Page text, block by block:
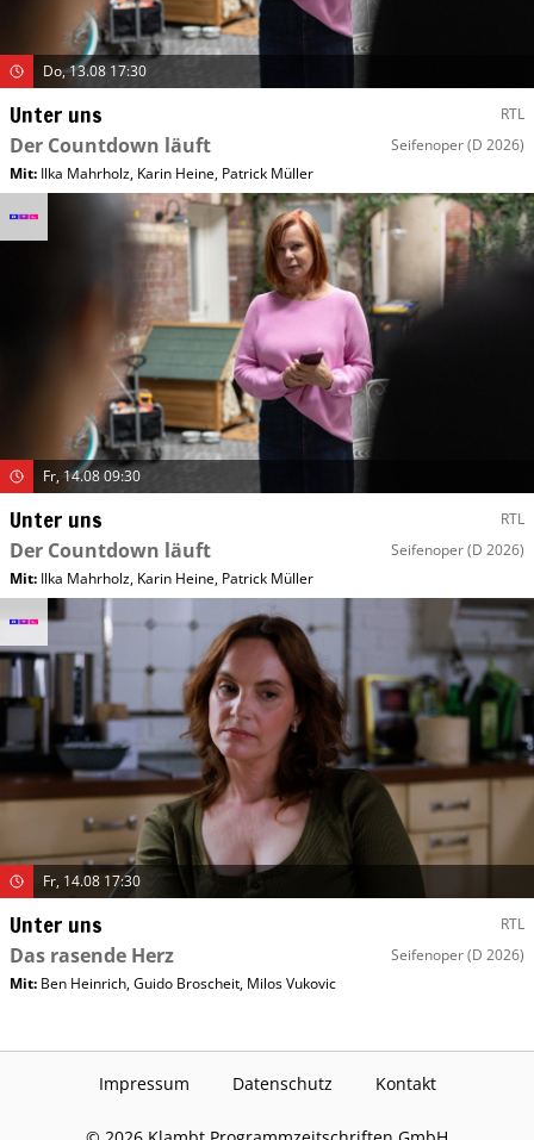
Do, 13.08 17:30
Unter uns RTL
Der Countdown läuft Seifenoper(D 2026)
Mit: Ilka Mahrholz, Karin Heine, Patrick Müller
Fr, 14.08 09:30
Unter uns RTL
Der Countdown läuft Seifenoper(D 2026)
Mit: Ilka Mahrholz, Karin Heine, Patrick Müller
Fr, 14.08 17:30
Unter uns RTL
Das rasende Herz Seifenoper(D 2026)
Mit: Ben Heinrich,Guido Broscheit, Milos Vukovic
Impressum Datenschutz Kontakt